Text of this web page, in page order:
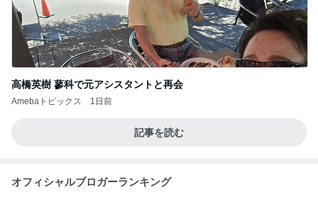
高橋英樹 蓼科で元アシスタントと再会
Amebaトピックス 1日前
記事を読む
オフィシャルブロガーランキング